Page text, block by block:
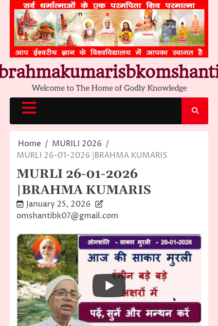
content
Welcome to The Home of Godly Knowledge
Home
MURILI 2026
MURLI 26-01-2026 |BRAHMA KUMARIS
MURLI 26-01-2026
|BRAHMA KUMARIS
January 25, 2026
omshantibk07@gmail.com